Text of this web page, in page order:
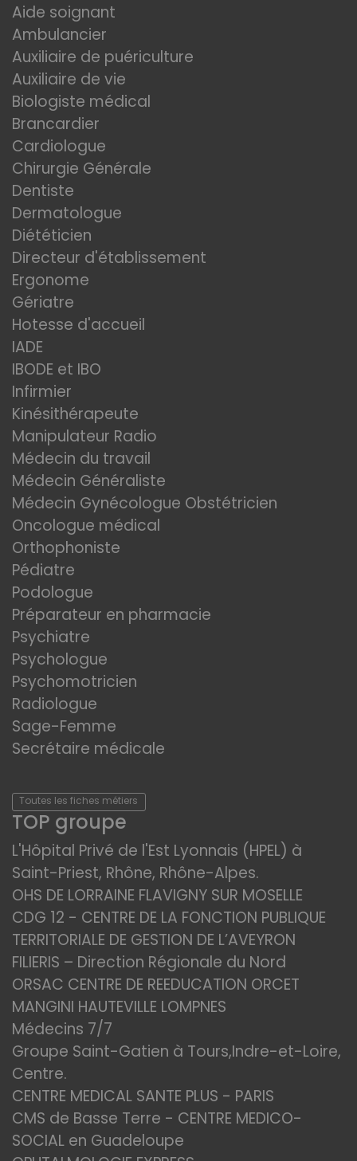
Aide soignant
Ambulancier
Auxiliaire de puériculture
Auxiliaire de vie
Biologiste médical
Brancardier
Cardiologue
Chirurgie Générale
Dentiste
Dermatologue
Diététicien
Directeur d'établissement
Ergonome
Gériatre
Hotesse d'accueil
IADE
IBODE et IBO
Infirmier
Kinésithérapeute
Manipulateur Radio
Médecin du travail
Médecin Généraliste
Médecin Gynécologue Obstétricien
Oncologue médical
Orthophoniste
Pédiatre
Podologue
Préparateur en pharmacie
Psychiatre
Psychologue
Psychomotricien
Radiologue
Sage-Femme
Secrétaire médicale
Toutes les fiches métiers
TOP groupe
L'Hôpital Privé de l'Est Lyonnais (HPEL) à
Saint-Priest, Rhône, Rhône-Alpes.
OHS DE LORRAINE FLAVIGNY SUR MOSELLE
CDG 12 - CENTRE DE LA FONCTION PUBLIQUE
TERRITORIALE DE GESTION DE L’AVEYRON
FILIERIS – Direction Régionale du Nord
ORSAC CENTRE DE REEDUCATION ORCET
MANGINI HAUTEVILLE LOMPNES
Médecins 7/7
Groupe Saint-Gatien à Tours,Indre-et-Loire,
Centre.
CENTRE MEDICAL SANTE PLUS - PARIS
CMS de Basse Terre - CENTRE MEDICO-
SOCIAL en Guadeloupe